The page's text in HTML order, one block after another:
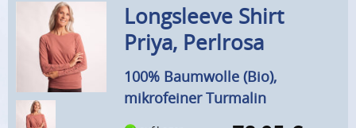
Menü Suche Benutzerkonto
Info Sprachen
Longsleeve Shirt
Priya, Perlrosa
100% Baumwolle (Bio),
mikrofeiner Turmalin